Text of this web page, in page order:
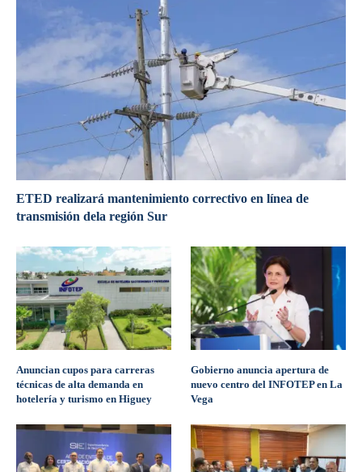
ETED realizará mantenimiento correctivo en línea de
transmisión dela región Sur
Anuncian cupos para carreras
técnicas de alta demanda en
hotelería y turismo en Higuey
Gobierno anuncia apertura de
nuevo centro del INFOTEP en La
Vega